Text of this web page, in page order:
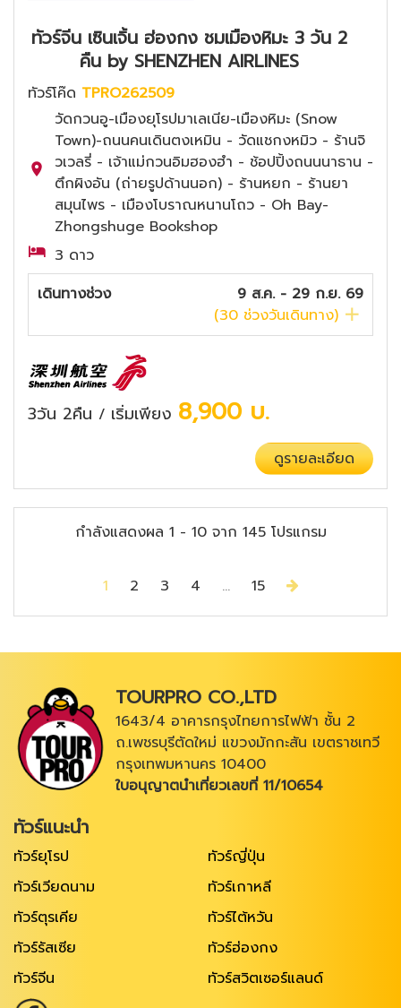
ทัวร์จีน เซินเจิ้น ฮ่องกง ชมเมืองหิมะ 3 วัน 2
คืน by SHENZHEN AIRLINES
ทัวร์โค๊ด TPRO262509
วัดกวนอู-เมืองยุโรปมาเลเนีย-เมืองหิมะ (Snow
Town)-ถนนคนเดินตงเหมิน - วัดแชกงหมิว - ร้านจิ
วเวลรี่ - เจ้าแม่กวนอิมฮองฮำ - ช้อปปิ้งถนนนาธาน -
ตึกผิงอัน (ถ่ายรูปด้านนอก) - ร้านหยก - ร้านยา
สมุนไพร - เมืองโบราณหนานโถว - Oh Bay-
Zhongshuge Bookshop
3 ดาว
เดินทางช่วง
9 ส.ค. - 29 ก.ย. 69
(30 ช่วงวันเดินทาง)
3วัน 2คืน / เริ่มเพียง 8,900 บ.
ดูรายละเอียด
กำลังแสดงผล 1 - 10จาก 145โปรแกรม
1 2 3 4 ... 15 Next
TOURPRO CO.,LTD
1643/4 อาคารกรุงไทยการไฟฟ้า ชั้น 2
ถ.เพชรบุรีตัดใหม่ แขวงมักกะสัน เขตราชเทวี
กรุงเทพมหานคร 10400
ใบอนุญาตนำเที่ยวเลขที่ 11/10654
ทัวร์แนะนำ
ทัวร์ยุโรป
ทัวร์ญี่ปุ่น
ทัวร์เวียดนาม
ทัวร์เกาหลี
ทัวร์ตุรเคีย
ทัวร์ไต้หวัน
ทัวร์รัสเซีย
ทัวร์ฮ่องกง
ทัวร์จีน
ทัวร์สวิตเซอร์แลนด์